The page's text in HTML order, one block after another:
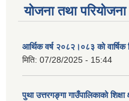
योजना तथा परियोजना
आर्थिक वर्ष २०८२।०८३ को वार्षिक
मिति: 07/28/2025 - 15:44
पुथा उत्तरगङ्गा गाउँपालिकाको शिक्षा